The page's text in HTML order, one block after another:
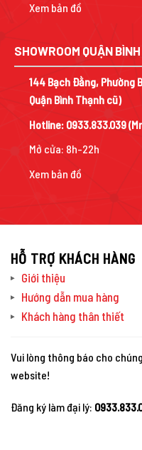
Xem bản đồ
SHOWROOM QUẬN
144 Bạch Đằng, Phường
Quận Bình Thạnh cũ)
Hotline: 0933.833.039
Mở cửa: 8h-22h
Xem bản đồ
HỖ TRỢ KHÁCH HÀNG
Giới thiệu
Hướng dẫn mua hàng
Khách hàng thân thiết
Vui lòng thông báo cho
website!
Đăng ký làm đại lý: